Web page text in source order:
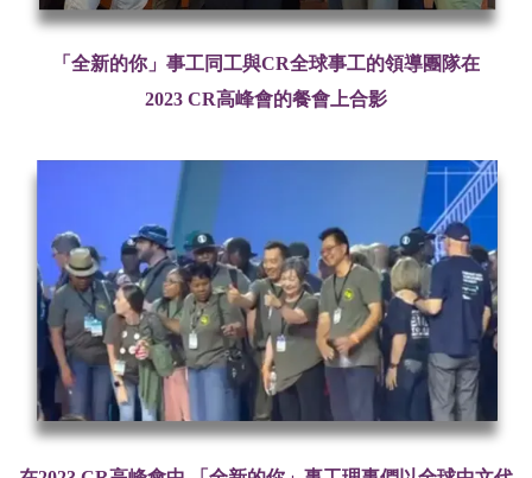
「全新的你」事工同工與CR全球事工的領導團隊在
2023 CR高峰會的餐會上合影